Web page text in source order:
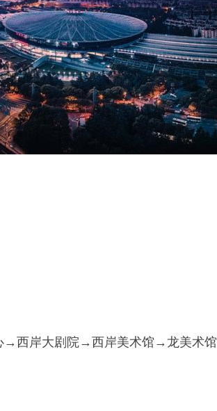
西岸大剧院→西岸美术馆→龙美术馆